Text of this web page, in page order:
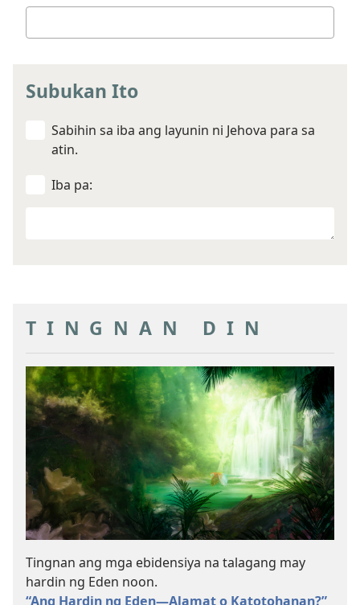
Subukan Ito
Sabihin sa iba ang layunin ni Jehova para sa
atin.
Iba pa:
TINGNAN DIN
Tingnan ang mga ebidensiya na talagang may
hardin ng Eden noon.
“Ang Hardin ng Eden​—Alamat o Katotohanan?”